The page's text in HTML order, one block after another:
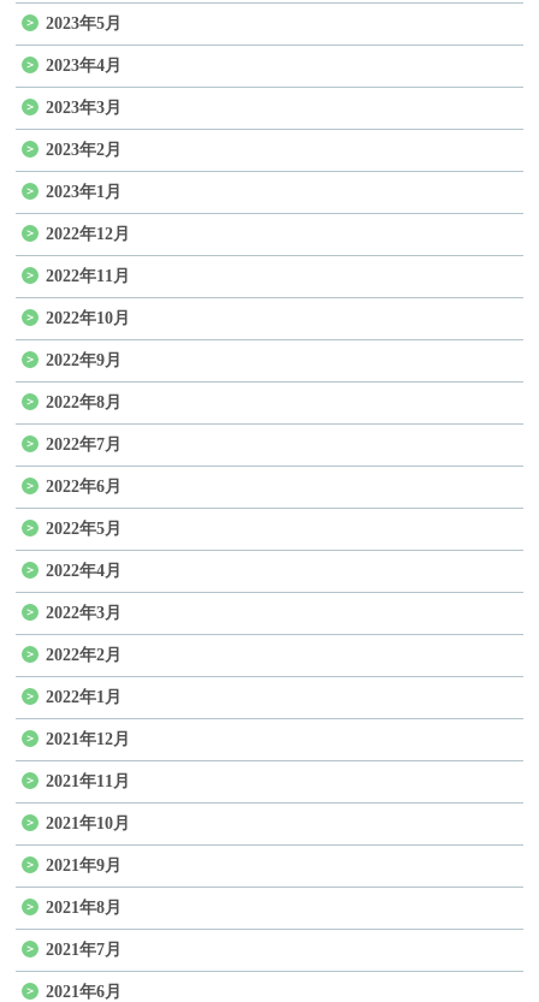
2023年5月
2023年4月
2023年3月
2023年2月
2023年1月
2022年12月
2022年11月
2022年10月
2022年9月
2022年8月
2022年7月
2022年6月
2022年5月
2022年4月
2022年3月
2022年2月
2022年1月
2021年12月
2021年11月
2021年10月
2021年9月
2021年8月
2021年7月
2021年6月